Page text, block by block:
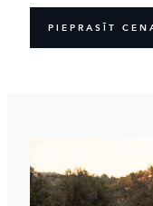
PIEPRASĪT